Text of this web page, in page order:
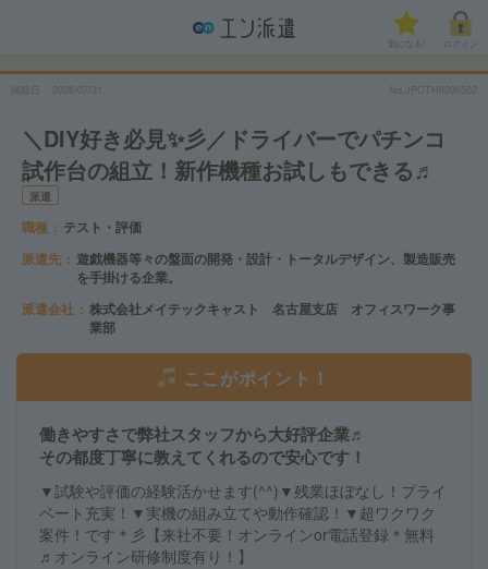
気になる!
2026/07/31 No.JPCTH0206502
＼DIY好き必見✨彡／ドライバーでパチンコ
試作台の組立！新作機種お試しもできる♬
派遣
職種
テスト・評価
派遣先
遊戯機器等々の盤面の開発・設計・トータルデザイン、製造販売
を手掛ける企業。
派遣会社
株式会社メイテックキャスト 名古屋支店 オフィスワーク事
業部
ここがポイント！
働きやすさで弊社スタッフから大好評企業♬
その都度丁寧に教えてくれるので安心です！
▼試験や評価の経験活かせます(^^)▼残業ほぼなし！プライ
ベート充実！▼実機の組み立てや動作確認！▼超ワクワク
案件！です＊彡【来社不要！オンラインor電話登録＊無料
♬オンライン研修制度有り！】